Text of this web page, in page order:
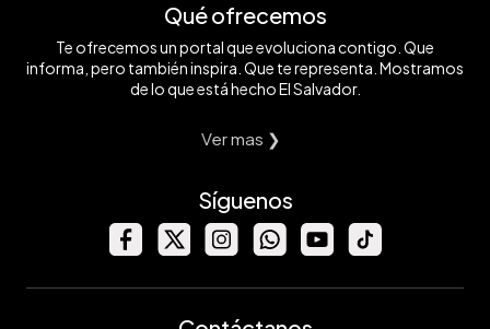
Qué ofrecemos
Te ofrecemos un portal que evoluciona contigo. Que
informa, pero también inspira. Que te representa. Mostramos
de lo que está hecho El Salvador.
Ver mas ❯
Síguenos